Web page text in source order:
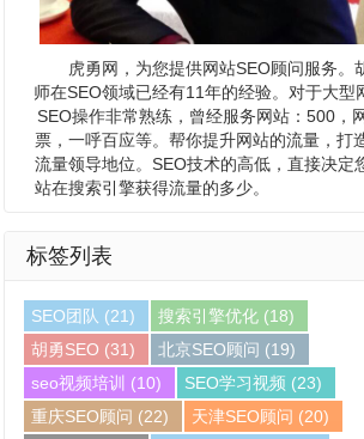
虎勇网，为您提供网站SEO顾问服务。
师在SEO领域已经有11年的经验。对于大型
SEO操作非常熟练，曾经服务网站：500，
票，一呼百应等。帮你提升网站的流量，打
流量领导地位。SEO技术的高低，直接决定
站在搜索引擎获得流量的多
标签列表
SEO团队 (21) 搜索引擎优化 (18)
胡勇SEO (31) 北京SEO顾问 (19)
seo视频培训 (10) SEO学习视频 (23)
重庆SEO顾问 (22) 天津SEO顾问 (20)